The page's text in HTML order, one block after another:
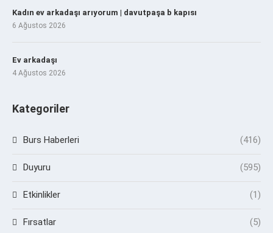
Kadın ev arkadaşı arıyorum | davutpaşa b kapısı
6 Ağustos 2026
Ev arkadaşı
4 Ağustos 2026
Kategoriler
Burs Haberleri (416)
Duyuru (595)
Etkinlikler (1)
Fırsatlar (5)